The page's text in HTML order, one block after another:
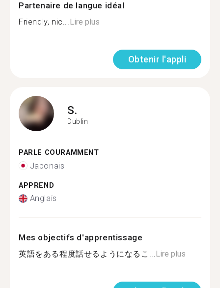
Partenaire de langue idéal
Friendly, nic...Lire plus
Obtenir l'appli
S.
Dublin
PARLE COURAMMENT
Japonais
APPREND
Anglais
Mes objectifs d'apprentissage
英語をある程度話せるようになるこ...Lire plus